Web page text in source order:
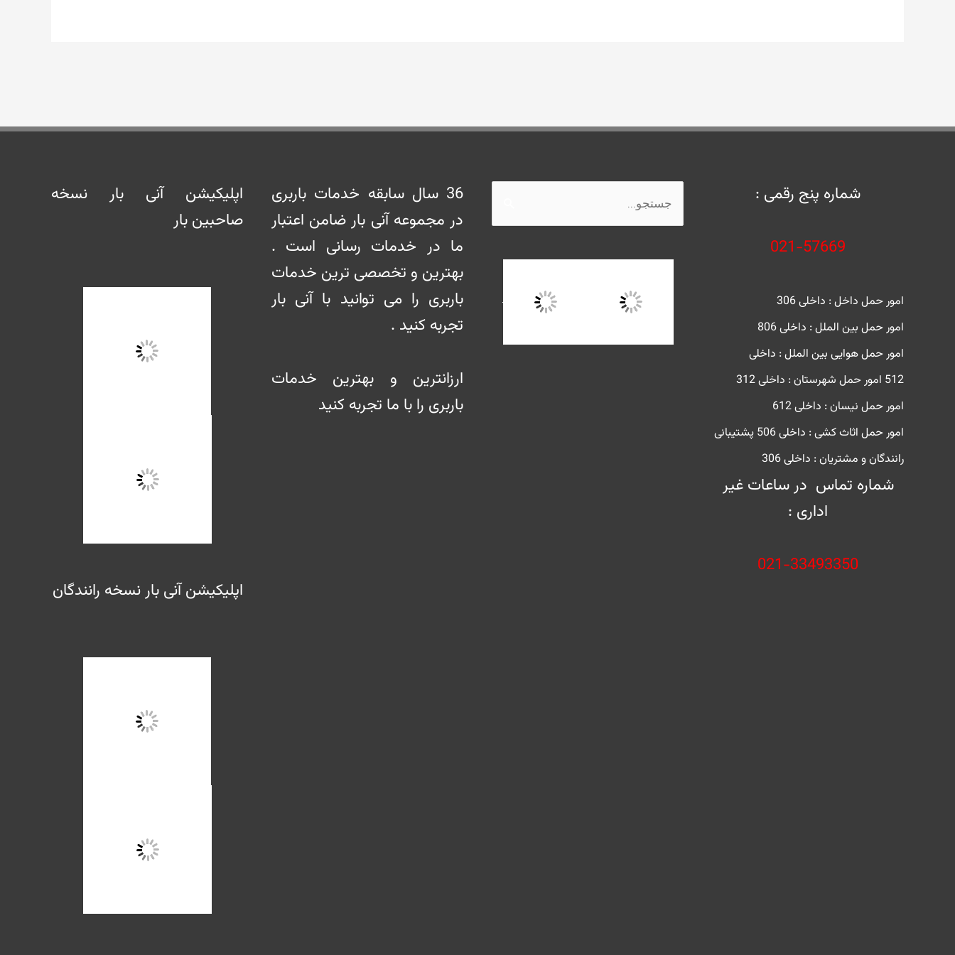
شماره پنج رقمی :
021-57669
امور حمل داخل : داخلی 306
امور حمل بین الملل : داخلی 806
امور حمل هوایی بین الملل : داخلی
512 امور حمل شهرستان : داخلی 312
امور حمل نیسان : داخلی 612
امور حمل اثاث کشی : داخلی 506
پشتیبانی
رانندگان و مشتریان : داخلی 306
شماره تماس در ساعات غیر
اداری :
021-33493350
36 سال سابقه خدمات باربری
در مجموعه آنی بار ضامن اعتبار
ما در خدمات رسانی است .
بهترین و تخصصی ترین خدمات
باربری را می توانید با آنی بار
تجربه کنید .
ارزانترین و بهترین خدمات
باربری را با ما تجربه کنید
اپلیکیشن آنی بار نسخه
صاحبین بار
اپلیکیشن آنی بار نسخه رانندگان